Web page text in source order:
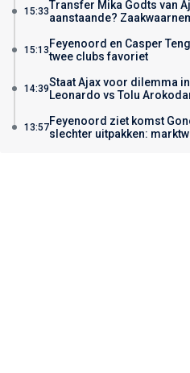
15:33Transfer Mika Godts van
aanstaande?
15:13 Feyenoord en Casper
twee clubs favoriet
14:39Staat Ajax voor dilemma
Leonardo vs Tolu
13:57Feyenoord ziet komst
slechter uitpakken: